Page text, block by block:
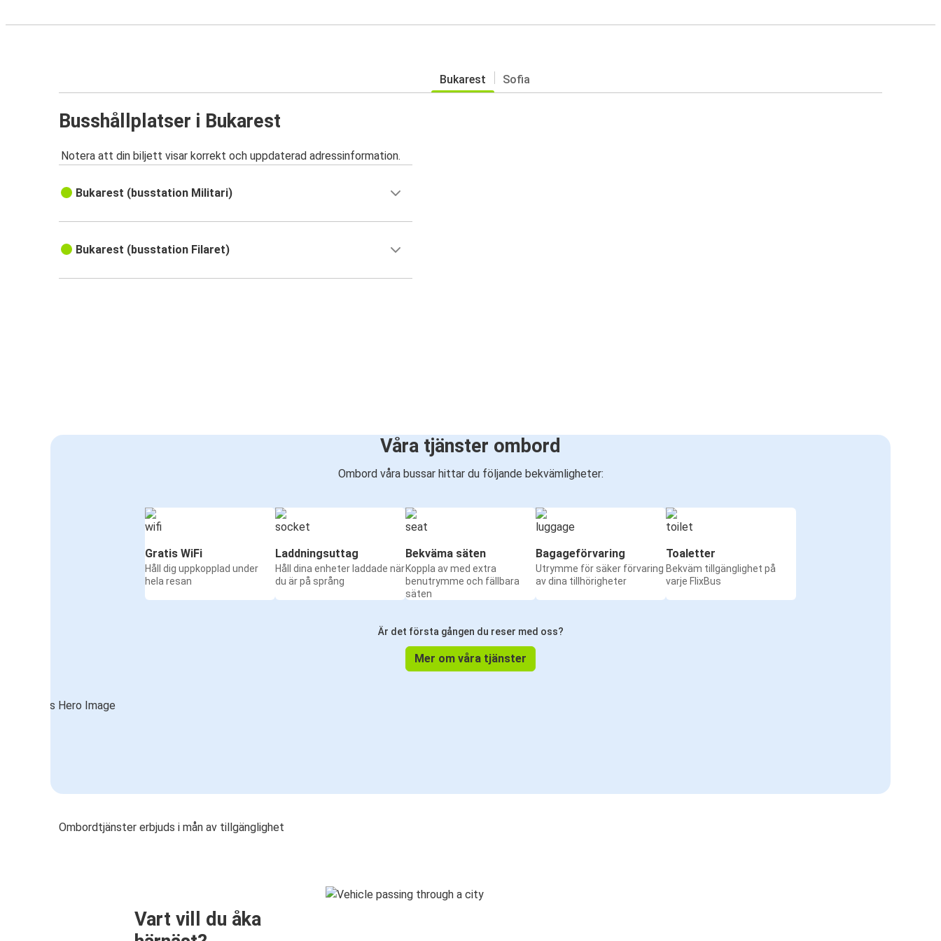
Bukarest Sofia
Busshållplatser i Bukarest
Notera att din biljett visar korrekt och uppdaterad adressinformation.
Bukarest (busstation Militari)
Bukarest (busstation Filaret)
Våra tjänster ombord
Ombord våra bussar hittar du följande bekvämligheter:
Gratis WiFi
Håll dig uppkopplad under
hela resan
Laddningsuttag
Håll dina enheter laddade när
du är på språng
Bekväma säten
Koppla av med extra
benutrymme och fällbara
säten
Bagageförvaring
Utrymme för säker förvaring
av dina tillhörigheter
Toaletter
Bekväm tillgänglighet på
varje FlixBus
Är det första gången du reser med oss?
Mer om våra tjänster
Ombordtjänster erbjuds i mån av tillgänglighet
Vart vill du åka